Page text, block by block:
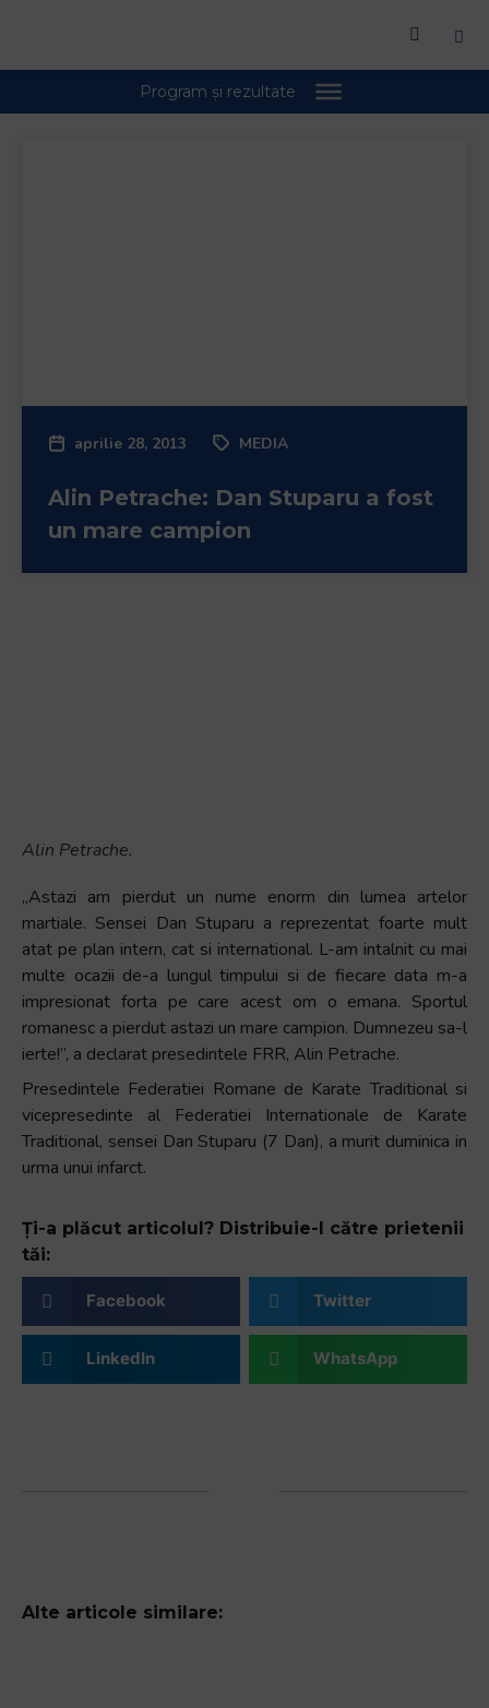
aprilie 28, 2013 MEDIA
Alin Petrache: Dan Stuparu a fost
un mare campion
Alin Petrache.
„Astazi am pierdut un nume enorm din lumea artelor
martiale. Sensei Dan Stuparu a reprezentat foarte mult
atat pe plan intern, cat si international. L-am intalnit cu mai
multe ocazii de-a lungul timpului si de fiecare data m-a
impresionat forta pe care acest om o emana. Sportul
romanesc a pierdut astazi un mare campion. Dumnezeu sa-l
ierte!”, a declarat presedintele FRR, Alin Petrache.
Presedintele Federatiei Romane de Karate Traditional si
vicepresedinte al Federatiei Internationale de Karate
Traditional, sensei Dan Stuparu (7 Dan), a murit duminica in
urma unui infarct.
Ți-a plăcut articolul? Distribuie-l către prietenii
tăi:
Facebook Twitter
LinkedIn WhatsApp
Alte articole similare: